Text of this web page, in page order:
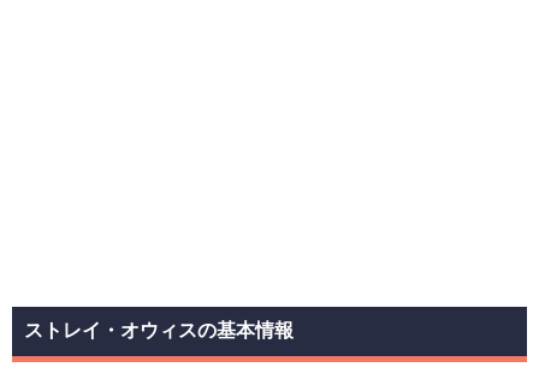
ストレイ・オウィスの基本情報